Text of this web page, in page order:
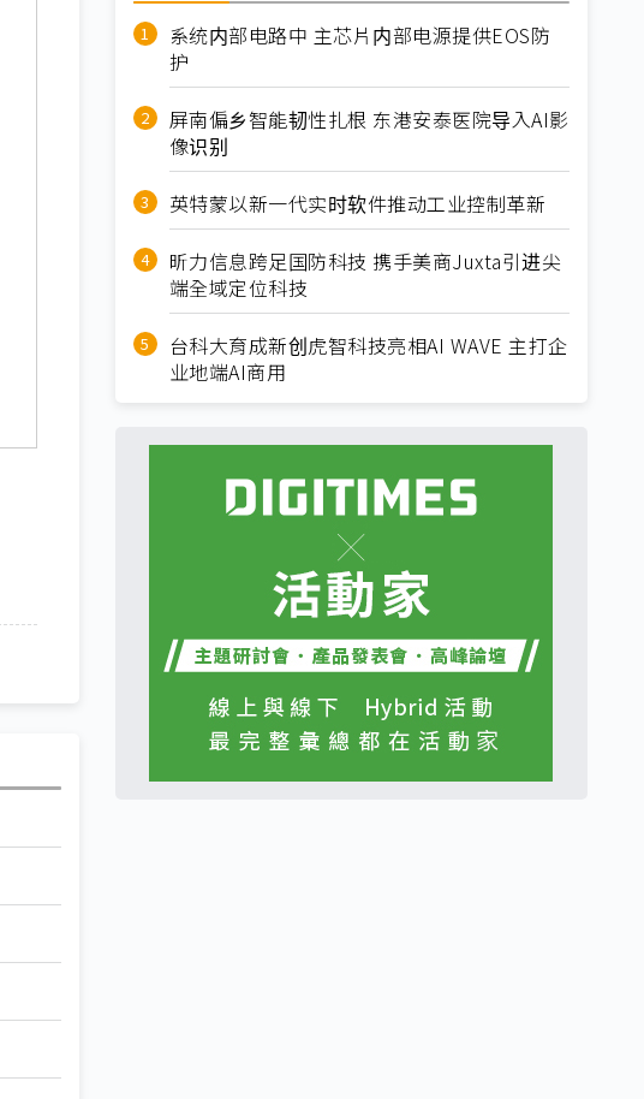
系统内部电路中 主芯片内部电源提供EOS防
护
屏南偏乡智能韧性扎根 东港安泰医院导入AI影
像识别
英特蒙以新一代实时软件推动工业控制革新
昕力信息跨足国防科技 携手美商Juxta引进尖
端全域定位科技
台科大育成新创虎智科技亮相AI WAVE 主打企
业地端AI商用